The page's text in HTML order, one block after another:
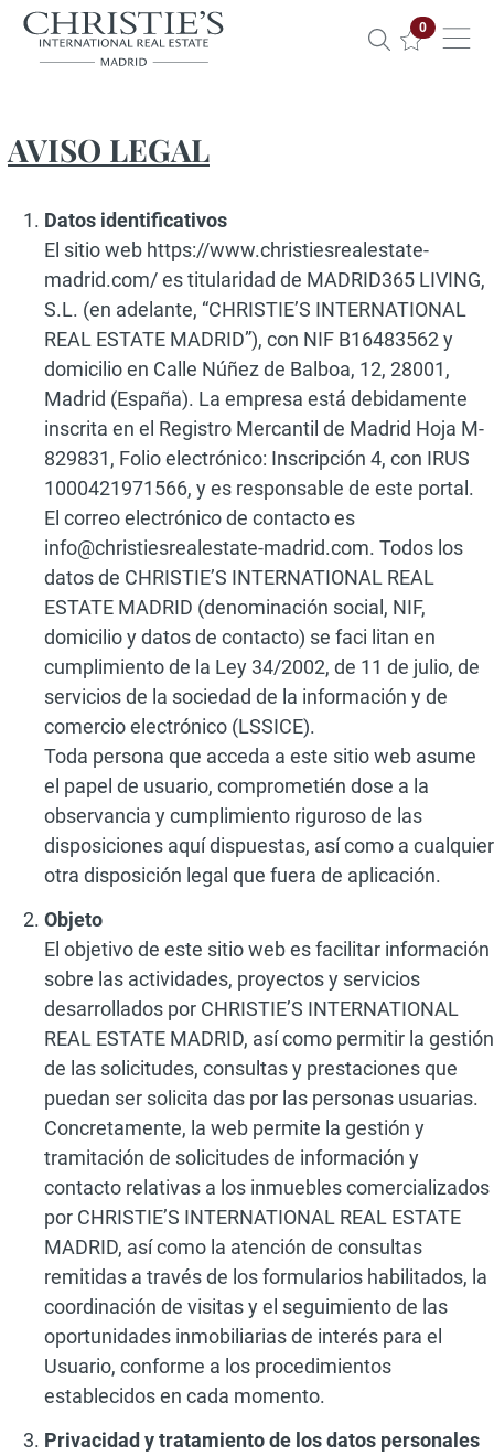
0
AVISO LEGAL
Datos identificativos
El sitio web https://www.christiesrealestate-
madrid.com/ es titularidad de MADRID365 LIVING,
S.L. (en adelante, “CHRISTIE’S INTERNATIONAL
REAL ESTATE MADRID”), con NIF B16483562 y
domicilio en Calle Núñez de Balboa, 12, 28001,
Madrid (España). La empresa está debidamente
inscrita en el Registro Mercantil de Madrid Hoja M-
829831, Folio electrónico: Inscripción 4, con IRUS
1000421971566, y es responsable de este portal.
El correo electrónico de contacto es
info@christiesrealestate-madrid.com. Todos los
datos de CHRISTIE’S INTERNATIONAL REAL
ESTATE MADRID (denominación social, NIF,
domicilio y datos de contacto) se faci litan en
cumplimiento de la Ley 34/2002, de 11 de julio, de
servicios de la sociedad de la información y de
comercio electrónico (LSSICE).
Toda persona que acceda a este sitio web asume
el papel de usuario, comprometién dose a la
observancia y cumplimiento riguroso de las
disposiciones aquí dispuestas, así como a cualquier
otra disposición legal que fuera de aplicación.
Objeto
El objetivo de este sitio web es facilitar información
sobre las actividades, proyectos y servicios
desarrollados por CHRISTIE’S INTERNATIONAL
REAL ESTATE MADRID, así como permitir la gestión
de las solicitudes, consultas y prestaciones que
puedan ser solicita das por las personas usuarias.
Concretamente, la web permite la gestión y
tramitación de solicitudes de información y
contacto relativas a los inmuebles comercializados
por CHRISTIE’S INTERNATIONAL REAL ESTATE
MADRID, así como la atención de consultas
remitidas a través de los formularios habilitados, la
coordinación de visitas y el seguimiento de las
oportunidades inmobiliarias de interés para el
Usuario, conforme a los procedimientos
establecidos en cada momento.
Privacidad y tratamiento de los datos personales